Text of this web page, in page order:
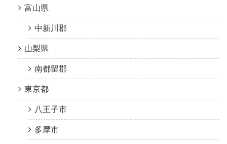
富山県
中新川郡
山梨県
南都留郡
東京都
八王子市
多摩市